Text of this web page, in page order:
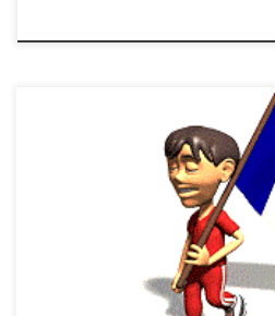
Historique des différents
1996 Jacques ROUAIX. Francis
CAZENEUVE. (Toulouse 31)
DONNEZ. GLORIES. (Carmaux
CHAUVET. Jean Denis
48) ILE de la REUNION 1999
DORIO. (Isle Jourdain 32)
DINOIA. Robert […]